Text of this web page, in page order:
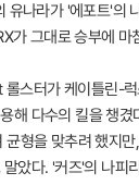
유나라가 '에포트'의
가 그대로 승부에 마
스터가 케이틀린-
해 다수의 킬을 챙겼
형을 맞추려 했지
았다. '커즈'의 나피